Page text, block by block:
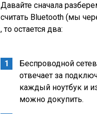
Давайте сначала
считать Bluetooth (мы
, то остается два:
Беспроводной
отвечает за
каждый ноутбук и
можно докупить.